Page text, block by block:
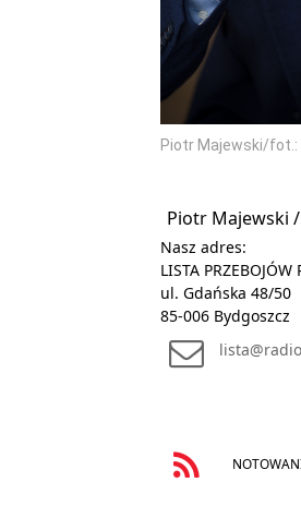
Piotr Majewski/fot.:
Piotr Majewski /
Nasz adres:
LISTA
ul. Gdańska 48/50
85-006 Bydgoszcz